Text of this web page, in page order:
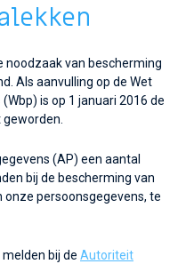
noodzaak van bescherming
Als aanvulling op de Wet
is op 1 januari 2016 de
(AP) een aantal
bij de bescherming van
onze persoonsgegevens, te
bij de Autoriteit